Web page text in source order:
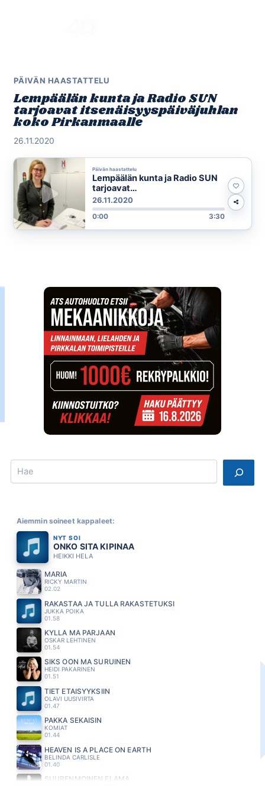
PÄIVÄN HAASTATTELU
Lempäälän kunta ja Radio SUN
tarjoavat itsenäisyyspäiväjuhlan
koko Pirkanmaalle
26.11.2020
Päivän haastattelu
Lempäälän kunta ja Radio SUN
tarjoavat
itsenäisyyspäiväjuhlan koko
Pirkanmaalle
26.11.2020
0:00 3:30
Search
Aiemmin soineet kappaleet:
NYT SOI
ONKO SITA KIPINAA
HEIKKI HELA
MARIA
RICKY MARTIN
02.02
RAKASTAA JA TULLA RAKASTETUKSI
JUKKA POIKA
01.58
KYLLÄ MÄ PÄRJÄÄN
OSKAR LEHTINEN
01.54
SIKS OON MA SURUINEN
HEIDI PAKARINEN
01.51
TIET ETÄISYYKSIIN
OLAVI UUSIVIRTA
01.47
PAKKA SEKAISIN
KOMIAT
01.44
HEAVEN IS A PLACE ON EARTH
BELINDA CARLISLE
01.40
SUURENMOINEN ELÄMÄ